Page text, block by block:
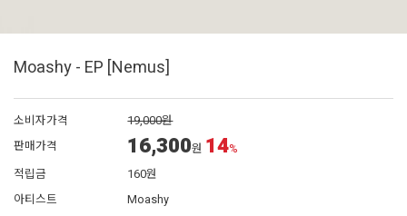
Moashy - EP [Nemus]
소비자가격
19,000원
판매가격
16,300원 14%
적립금
160원
아티스트
Moashy